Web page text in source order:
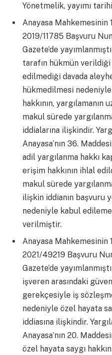
Yönetmelik, yayımı
Anayasa Mahkemesinin
2019/11785 Başvuru
Gazete’de
tarafın hükmün
edilmediği davada
hükmedilmesi
hakkının,
makul sürede
iddialarına ilişkindir.
Anayasa’nın 36.
adil yargılanma hakkı
erişim hakkının ihlal
makul sürede
ilişkin iddianın başvuru
nedeniyle kabul
verilmiştir.
Anayasa Mahkemesinin
2021/49219 Başvuru
Gazete’de
işveren arasındaki
gerekçesiyle iş
nedeniyle özel hayata
iddiasına ilişkindir.
Anayasa’nın 20.
özel hayata saygı